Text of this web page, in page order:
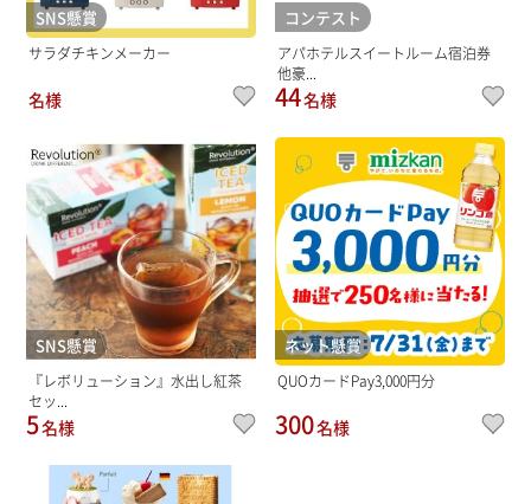
SNS懸賞
サラダチキンメーカー
名様
コンテスト
アパホテルスイートルーム宿泊券
他豪...
44名様
SNS懸賞
『レボリューション』水出し紅茶
セッ...
5名様
ネット懸賞
QUOカードPay3,000円分
300名様